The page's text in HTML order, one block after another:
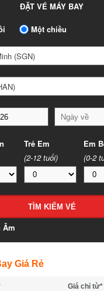
ĐẶT VÉ MÁY BAY
Một chiều
(SGN)
Trẻ Em
(2-12 tuổi)
Em
(0-2
Âm
Giá Rẻ
Giá chỉ từ*